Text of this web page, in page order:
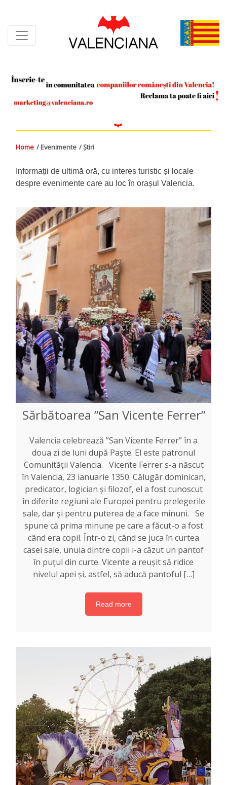
content
Home / Evenimente / Știri
Informații de ultimă oră, cu interes turistic și locale
despre evenimente care au loc în orașul Valencia.
Sărbătoarea ”San Vicente Ferrer”
Valencia celebrează ”San Vicente Ferrer” în a
doua zi de luni după Paște. El este patronul
Comunității Valencia. Vicente Ferrer s-a născut
în Valencia, 23 ianuarie 1350. Călugăr dominican,
predicator, logician și filozof, el a fost cunoscut
în diferite regiuni ale Europei pentru prelegerile
sale, dar și pentru puterea de a face minuni. Se
spune că prima minune pe care a făcut-o a fost
când era copil. Într-o zi, când se juca în curtea
casei sale, unuia dintre copii i-a căzut un pantof
în puțul din curte. Vicente a reușit să ridice
nivelul apei și, astfel, să aducă pantoful […]
Read more